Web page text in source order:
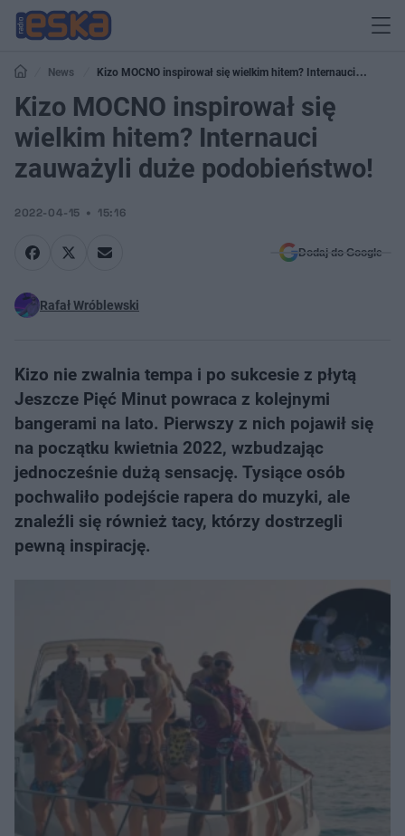
News
Kizo MOCNO inspirował się wielkim hitem? Internauci
zauważyli duże podobieństwo!
Kizo MOCNO inspirował się
wielkim hitem? Internauci
zauważyli duże podobieństwo!
2022-04-15 15:16
Dodaj do Google
Rafał Wróblewski
Kizo nie zwalnia tempa i po sukcesie z płytą
Jeszcze Pięć Minut powraca z kolejnymi
bangerami na lato. Pierwszy z nich pojawił się
na początku kwietnia 2022, wzbudzając
jednocześnie dużą sensację. Tysiące osób
pochwaliło podejście rapera do muzyki, ale
znaleźli się również tacy, którzy dostrzegli
pewną inspirację.